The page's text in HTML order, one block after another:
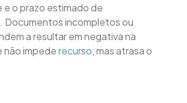
e o prazo estimado de
Documentos incompletos ou
a resultar em negativa na
não impederecurso, mas atrasa o